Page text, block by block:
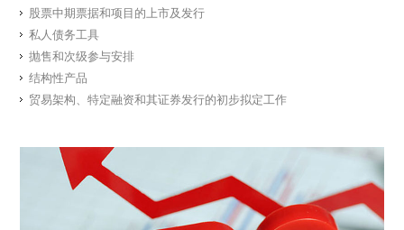
股票中期票据和项目的上市及发行
私人债务工具
抛售和次级参与安排
结构性产品
贸易架构、特定融资和其证券发行的初步拟定工作